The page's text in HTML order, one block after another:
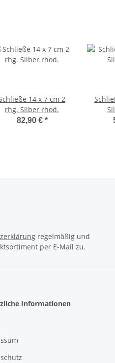
14 x 7 cm 2
rhg. Silber rhod.
82,90 € *
regelmäßig und
per E-Mail zu.
Informationen